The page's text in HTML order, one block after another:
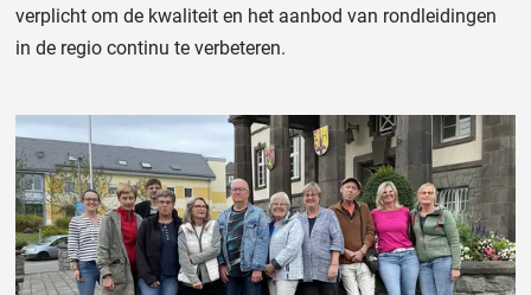
verplicht om de kwaliteit en het aanbod van rondleidingen
in de regio continu te verbeteren.